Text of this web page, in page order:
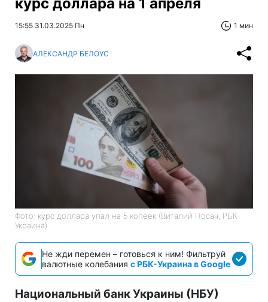
курс доллара на 1 апреля
15:55 31.03.2025 Пн 1 мин
АЛЕКСАНДР БЕЛОУС
Фото: курс доллара упал на 5 копеек (Виталий Носач, РБК-
Украина)
Не жди перемен – готовься к ним! Фильтруй
валютные колебания с РБК-Украина в Google
Национальный банк Украины (НБУ)